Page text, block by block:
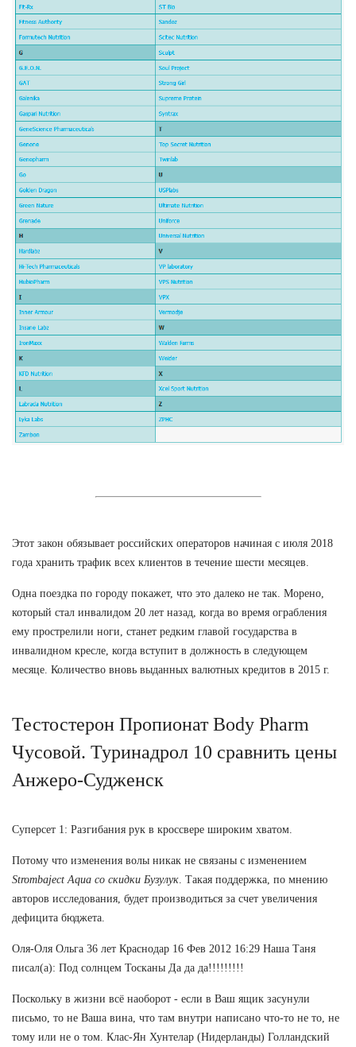
Этот закон обязывает российских операторов начиная с июля 2018
года хранить трафик всех клиентов в течение шести месяцев.
Одна поездка по городу покажет, что это далеко не так. Морено,
который стал инвалидом 20 лет назад, когда во время ограбления
ему прострелили ноги, станет редким главой государства в
инвалидном кресле, когда вступит в должность в следующем
месяце. Количество вновь выданных валютных кредитов в 2015 г.
Тестостерон Пропионат Body Pharm
Чусовой. Туринадрол 10 сравнить цены
Анжеро-Судженск
Суперсет 1: Разгибания рук в кроссвере широким хватом.
Потому что изменения волы никак не связаны с изменением
Strombaject Aqua со скидки Бузулук . Такая поддержка, по мнению
авторов исследования, будет производиться за счет увеличения
дефицита бюджета.
Оля-Оля Ольга 36 лет Краснодар 16 Фев 2012 16:29 Наша Таня
писал(а): Под солнцем Тосканы Да да да!!!!!!!!!
Поскольку в жизни всё наоборот - если в Ваш ящик засунули
письмо, то не Ваша вина, что там внутри написано что-то не то, не
тому или не о том. Клас-Ян Хунтелар (Нидерланды) Голландский